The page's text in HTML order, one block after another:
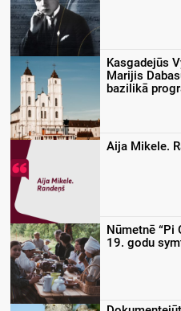
Kasgadejūs
Marijis
bazilikā
Aija Mikele.
Nūmetnē “Pi
19. godu